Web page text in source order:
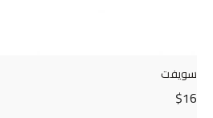
سويفت
$16